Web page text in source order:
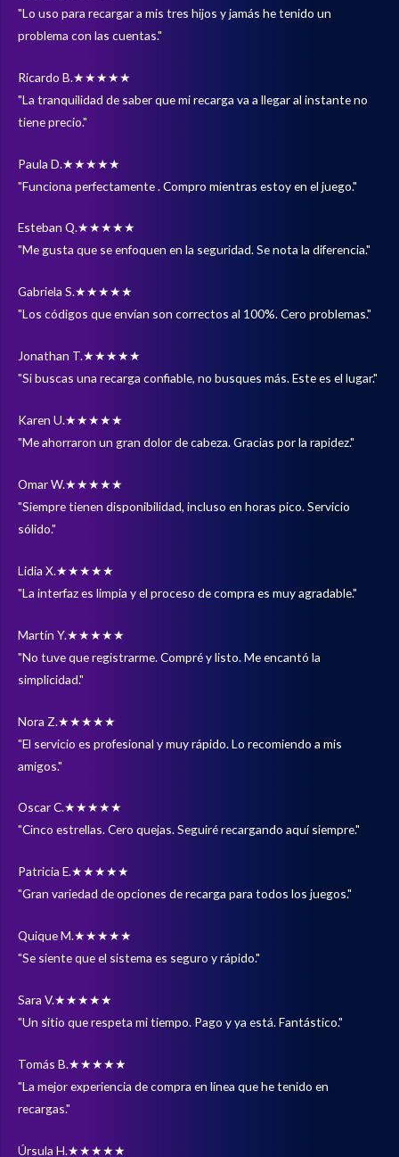
"Lo uso para recargar a mis tres hijos y jamás he tenido un
problema con las cuentas."
Ricardo B.★★★★★
"La tranquilidad de saber que mi recarga va a llegar al instante no
tiene precio."
Paula D.★★★★★
"Funciona perfectamente . Compro mientras estoy en el juego."
Esteban Q.★★★★★
"Me gusta que se enfoquen en la seguridad. Se nota la diferencia."
Gabriela S.★★★★★
"Los códigos que envían son correctos al 100%. Cero problemas."
Jonathan T.★★★★★
"Si buscas una recarga confiable, no busques más. Este es el lugar."
Karen U.★★★★★
"Me ahorraron un gran dolor de cabeza. Gracias por la rapidez."
Omar W.★★★★★
"Siempre tienen disponibilidad, incluso en horas pico. Servicio
sólido."
Lidia X.★★★★★
"La interfaz es limpia y el proceso de compra es muy agradable."
Martín Y.★★★★★
"No tuve que registrarme. Compré y listo. Me encantó la
simplicidad."
Nora Z.★★★★★
"El servicio es profesional y muy rápido. Lo recomiendo a mis
amigos."
Oscar C.★★★★★
"Cinco estrellas. Cero quejas. Seguiré recargando aquí siempre."
Patricia E.★★★★★
"Gran variedad de opciones de recarga para todos los juegos."
Quique M.★★★★★
"Se siente que el sistema es seguro y rápido."
Sara V.★★★★★
"Un sitio que respeta mi tiempo. Pago y ya está. Fantástico."
Tomás B.★★★★★
"La mejor experiencia de compra en línea que he tenido en
recargas."
Úrsula H.★★★★★